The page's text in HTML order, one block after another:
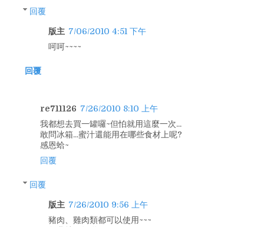
回覆
版主 7/06/2010 4:51 下午
呵呵~~~~
回覆
re711126 7/26/2010 8:10 上午
我都想去買一罐囉~但怕就用這麼一次...
敢問冰箱...蜜汁還能用在哪些食材上呢?
感恩蛤~
回覆
回覆
版主 7/26/2010 9:56 上午
豬肉、雞肉類都可以使用~~~